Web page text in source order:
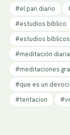
#el pan diario
#estudios bíblico
#estudios
#meditación diaria
#meditaciones
#que es un
#tentacion